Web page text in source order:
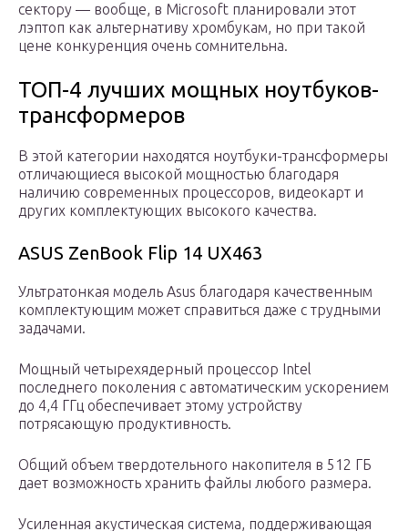
сектору — вообще, в Microsoft планировали этот
лэптоп как альтернативу хромбукам, но при такой
цене конкуренция очень сомнительна.
ТОП-4 лучших мощных ноутбуков-
трансформеров
В этой категории находятся ноутбуки-трансформеры
отличающиеся высокой мощностью благодаря
наличию современных процессоров, видеокарт и
других комплектующих высокого качества.
ASUS ZenBook Flip 14 UX463
Ультратонкая модель Asus благодаря качественным
комплектующим может справиться даже с трудными
задачами.
Мощный четырехядерный процессор Intel
последнего поколения с автоматическим ускорением
до 4,4 ГГц обеспечивает этому устройству
потрясающую продуктивность.
Общий объем твердотельного накопителя в 512 ГБ
дает возможность хранить файлы любого размера.
Усиленная акустическая система, поддерживающая